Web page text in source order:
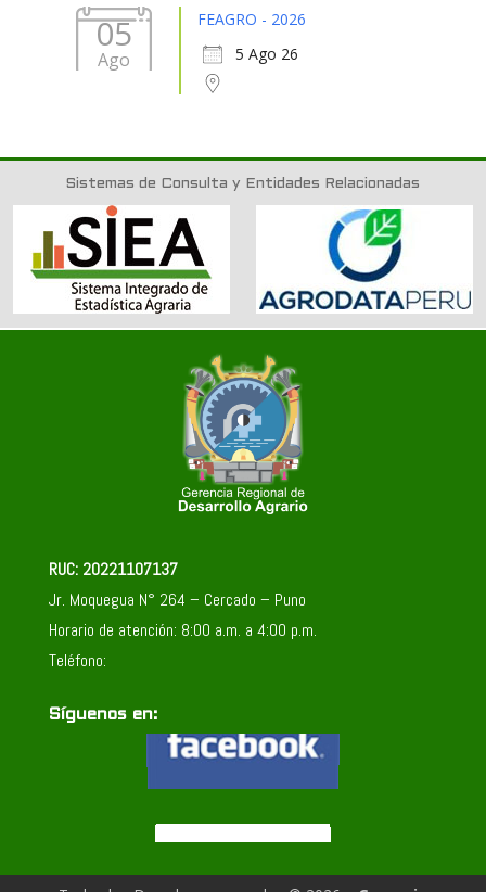
05
Ago
FEAGRO - 2026
5 Ago 26
Sistemas de Consulta y Entidades Relacionadas
RUC: 20221107137
Jr. Moquegua N° 264 – Cercado – Puno
Horario de atención: 8:00 a.m. a 4:00 p.m.
Teléfono:
Síguenos en: